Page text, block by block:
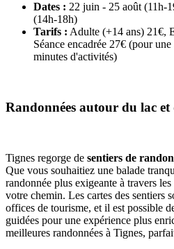
Dates : 22 juin - 25 août (11h-
(14h-18h)
Tarifs : Adulte (+14 ans) 21€,
Séance encadrée 27€ (pour
minutes d'activités)
Randonnées autour du lac et
Tignes regorge de sentiers de
Que vous souhaitiez une balade
randonnée plus exigeante à travers
votre chemin. Les cartes des sentiers
offices de tourisme, et il est possible
guidées pour une expérience plus
meilleures randonnées à Tignes,